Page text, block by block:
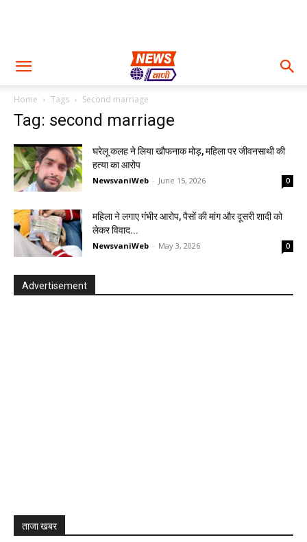
Home Tags Second marriage
Tag: second marriage
घरेलू कलह ने लिया खौफनाक मोड़, महिला पर जीवनसाथी की
हत्या का आरोप
NewsvaniWeb - June 15, 2026 0
महिला ने लगाए गंभीर आरोप, पैसों की मांग और दूसरी शादी को
लेकर विवाद...
NewsvaniWeb - May 3, 2026 0
Advertisement
ताजा खबर